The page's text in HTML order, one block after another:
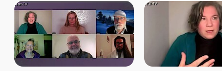
Rama
Ramana Maharshi
Ramesh - Ronny
Ramesh Balsekar
Rani Kaluza
Rania